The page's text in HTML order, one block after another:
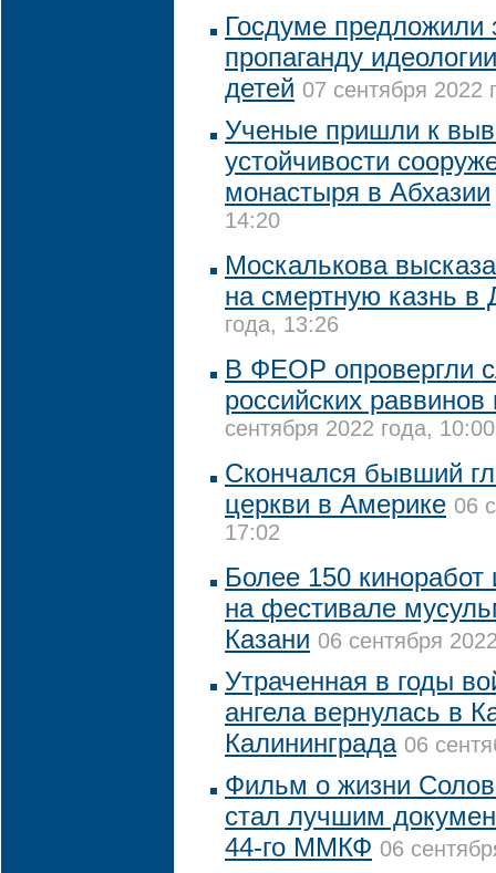
Госдуме предложили
пропаганду
детей 07 сентября 2022
Ученые пришли к
устойчивости
монастыря в Абхазии
14:20
Москалькова
на смертную казнь в
года, 13:26
В ФЕОР опровергли
российских
сентября 2022 года, 10:00
Скончался бывший
церкви в Америке 06
17:02
Более 150 киноработ
на фестивале
Казани 06 сентября
Утраченная в годы
ангела вернулась в
Калининграда 06
Фильм о жизни
стал лучшим
44-го ММКФ 06